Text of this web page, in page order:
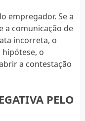
empregador. Se a
a comunicação de
incorreta, o
o
a contestação
PELO